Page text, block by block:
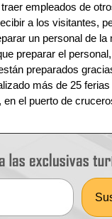
empleados de
a los visitantes,
un personal de
preparar el
preparados
más de 25
el puerto de